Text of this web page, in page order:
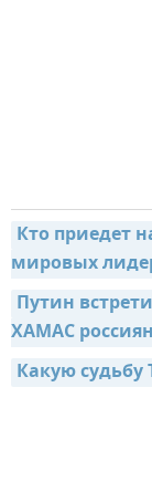
Кто приедет
мировых
Путин
ХАМАС
Какую судьбу